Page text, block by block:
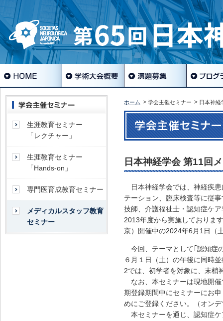
生涯教育セミナー
「レクチャー」
生涯教育セミナー
「Hands-on」
専門医育成教育セミナー
メディカルスタッフ教育
セミナー
ホーム 学会主催セミナー 日本神経
日本神経学会 第11回
日本神経学会では、神経疾患
テーション、臨床検査等に従
技師、介護福祉士・認知症ケ
2013年度から実施しておりま
京）開催中の2024年6月1日（
今回、テーマとして｢認知症
６月１日（土）の午後に同時
2では、初学者を対象に、末梢
なお、本セミナーは現地開催
期登録期間中にセミナーにお
めにご登録ください。（オン
本セミナーを通じ、認知症ケ